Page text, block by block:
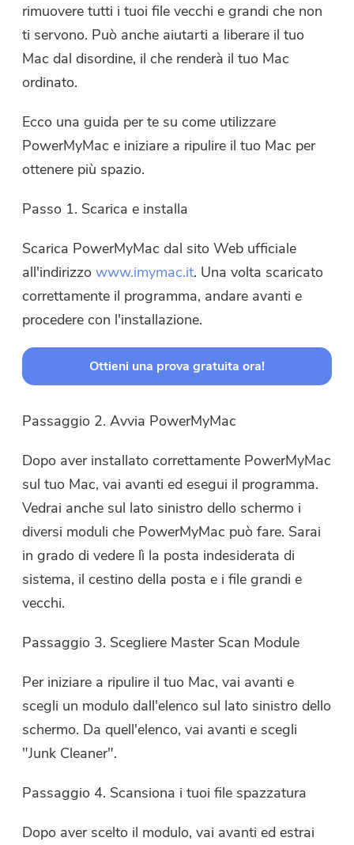
rimuovere tutti i tuoi file vecchi e grandi che non
ti servono. Può anche aiutarti a liberare il tuo
Mac dal disordine, il che renderà il tuo Mac
ordinato.
Ecco una guida per te su come utilizzare
PowerMyMac e iniziare a ripulire il tuo Mac per
ottenere più spazio.
Passo 1. Scarica e installa
Scarica PowerMyMac dal sito Web ufficiale
all'indirizzowww.imymac.it. Una volta scaricato
correttamente il programma, andare avanti e
procedere con l'installazione.
Ottieni una prova gratuita ora!
Passaggio 2. Avvia PowerMyMac
Dopo aver installato correttamente PowerMyMac
sul tuo Mac, vai avanti ed esegui il programma.
Vedrai anche sul lato sinistro dello schermo i
diversi moduli che PowerMyMac può fare. Sarai
in grado di vedere lì la posta indesiderata di
sistema, il cestino della posta e i file grandi e
vecchi.
Passaggio 3. Scegliere Master Scan Module
Per iniziare a ripulire il tuo Mac, vai avanti e
scegli un modulo dall'elenco sul lato sinistro dello
schermo. Da quell'elenco, vai avanti e scegli
"Junk Cleaner".
Passaggio 4. Scansiona i tuoi file spazzatura
Dopo aver scelto il modulo, vai avanti ed estrai